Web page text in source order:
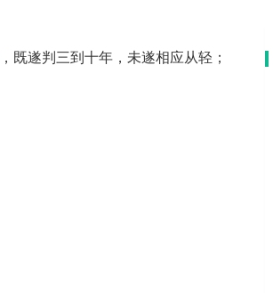
，既遂判三到十年，未遂相应从轻；